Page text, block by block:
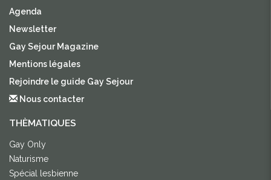
Agenda
Newsletter
Gay Sejour Magazine
Mentions légales
Rejoindre le guide Gay Sejour
Nous contacter
THÈMATIQUES
Gay Only
Naturisme
Spécial lesbienne